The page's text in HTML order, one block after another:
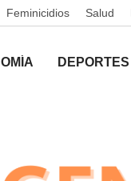
Feminicidios Salud
DEPORTES